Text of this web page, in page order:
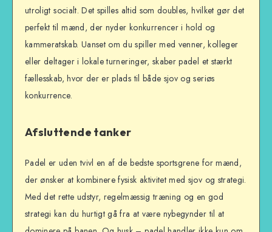
utroligt socialt. Det spilles altid som doubles, hvilket gør det
perfekt til mænd, der nyder konkurrencer i hold og
kammeratskab. Uanset om du spiller med venner, kolleger
eller deltager i lokale turneringer, skaber padel et stærkt
fællesskab, hvor der er plads til både sjov og seriøs
konkurrence.
Afsluttende tanker
Padel er uden tvivl en af de bedste sportsgrene for mænd,
der ønsker at kombinere fysisk aktivitet med sjov og strategi.
Med det rette udstyr, regelmæssig træning og en god
strategi kan du hurtigt gå fra at være nybegynder til at